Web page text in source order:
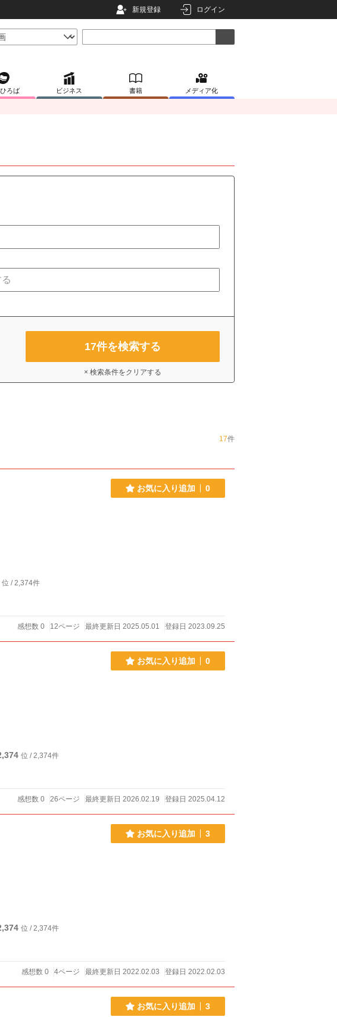
新規登録 ログイン
ろば ビジネス 書籍 メディア化
17件を検索する
× 検索条件をクリアする
17件
お気に入り追加 0
位 / 2,374件
感想数 0 12ページ 最終更新日 2025.05.01 登録日 2023.09.25
お気に入り追加 0
位 / 2,374件
感想数 0 26ページ 最終更新日 2026.02.19 登録日 2025.04.12
お気に入り追加 3
位 / 2,374件
感想数 0 4ページ 最終更新日 2022.02.03 登録日 2022.02.03
お気に入り追加 3